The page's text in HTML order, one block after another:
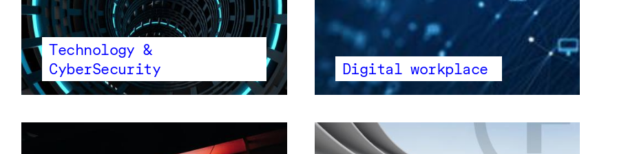
Technology &
CyberSecurity
Digital workplace